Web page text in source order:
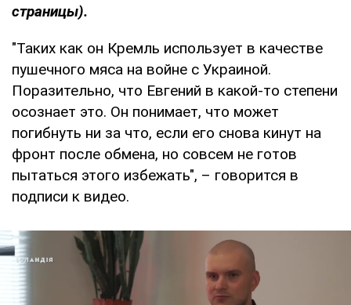
страницы).
"Таких как он Кремль использует в качестве
пушечного мяса на войне с Украиной.
Поразительно, что Евгений в какой-то степени
осознает это. Он понимает, что может
погибнуть ни за что, если его снова кинут на
фронт после обмена, но совсем не готов
пытаться этого избежать", – говорится в
подписи к видео.